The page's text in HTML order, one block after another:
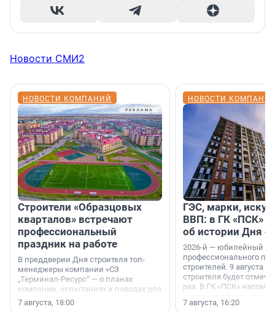
Новости СМИ2
НОВОСТИ КОМПАНИЙ
Строители «Образцовых
кварталов» встречают
профессиональный
праздник на работе
В преддверии Дня строителя топ-
менеджеры компании «СЗ
„Терминал-Ресурс“ — о планах
компании, испытаниях и поводах для
осторожного оптимизма.
7 августа, 18:00
НОВОСТИ
ГЭС, марки,
ВВП: в ГК «ПСК»
об истории Дня
2026-й — юбилейный
профессионального
строителей. 9 августа
строителя будет
раз. В ГК «ПСК»
поменялась роль
7 августа, 16:20